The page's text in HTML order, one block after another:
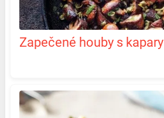
Zapečené houby s kapary